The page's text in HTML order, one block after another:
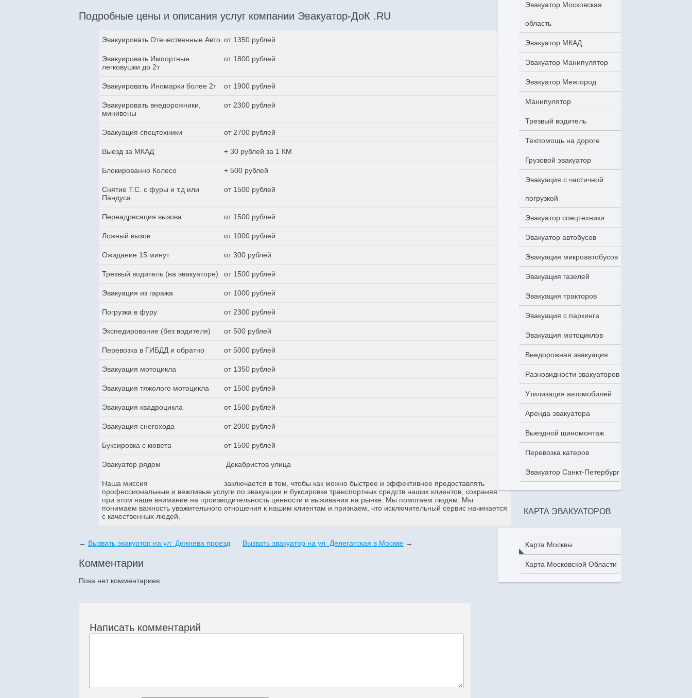
Подробные цены и описания услуг компании Эвакуатор-ДоК .RU
Эвакуировать Отечественные Авто от 1350 рублей
Эвакуировать Импортные
легковушки до 2т
от 1800 рублей
Эвакуировать Иномарки более 2т от 1900 рублей
Эвакуировать внедорожники,
минивены
от 2300 рублей
Эвакуация спецтехники от 2700 рублей
Выезд за МКАД + 30 рублей за 1 КМ
Блокированно Колесо + 500 рублей
Снятие Т.С. с фуры и т.д или
Пандуса
от 1500 рублей
Переадресация вызова от 1500 рублей
Ложный вызов от 1000 рублей
Ожидание 15 минут от 300 рублей
Трезвый водитель (на эвакуаторе) от 1500 рублей
Эвакуация из гаража от 1000 рублей
Погрузка в фуру от 2300 рублей
Экспедирование (без водителя) от 500 рублей
Перевозка в ГИБДД и обратно от 5000 рублей
Эвакуация мотоцикла от 1350 рублей
Эвакуация тяжолого мотоцикла от 1500 рублей
Эвакуация квадроцикла от 1500 рублей
Эвакуация снегохода от 2000 рублей
Буксировка с кювета от 1500 рублей
Эвакуатор рядом Декабристов улица
Наша миссия
заключается в том, чтобы как можно быстрее и эффективнее предоставлять
профессиональные и вежливые услуги по эвакуации и буксировке транспортных средств наших клиентов, сохраняя
при этом наше внимание на производительность ценности и выживании на рынке. Мы помогаем людям. Мы
понимаем важность уважительного отношения к нашим клиентам и признаем, что исключительный сервис начинается
с качественных людей.
← Вызвать эвакуатор на ул Дежнева проезд Вызвать эвакуатор на ул Делегатская в Москве →
Комментарии
Пока нет комментариев
Написать комментарий
Эвакуатор Московская
область
Эвакуатор МКАД
Эвакуатор Манипулятор
Эвакуатор Межгород
Манипулятор
Трезвый водитель
Техпомощь на дороге
Грузовой эвакуатор
Эвакуация с частичной
погрузкой
Эвакуатор спецтехники
Эвакуатор автобусов
Эвакуация микроавтобусов
Эвакуация газелей
Эвакуация тракторов
Эвакуация с паркинга
Эвакуация мотоциклов
Внедорожная эвакуация
Разновидности эвакуаторов
Утилизация автомобилей
Аренда эвакуатора
Выездной шиномонтаж
Перевозка катеров
Эвакуатор Санкт-Петербург
КАРТА ЭВАКУАТОРОВ
Карта Москвы
Карта Московской Области